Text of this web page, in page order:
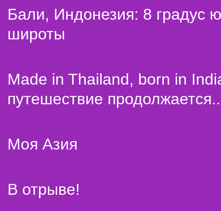
Бали, Индонезия: 8 градус
широты
Made in Thailand, born in
путешествие
Моя Азия
В отрыве!